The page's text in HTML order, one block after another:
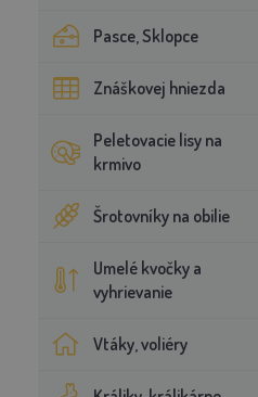
Pasce, Sklopce
Znáškovej hniezda
Peletovacie lisy na
krmivo
Šrotovníky na obilie
Umelé kvočky a
vyhrievanie
Vtáky, voliéry